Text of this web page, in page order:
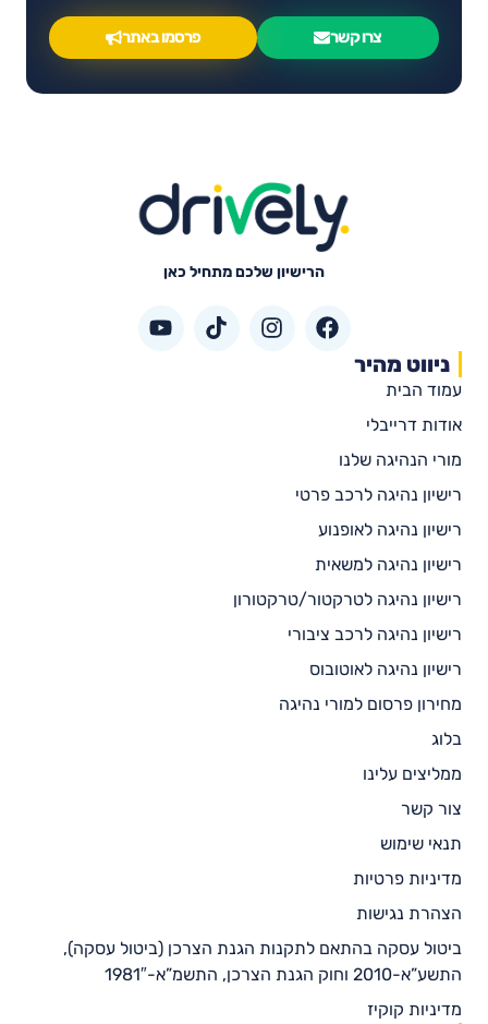
צרו קשר פרסמו באתר
הרישיון שלכם מתחיל כאן
ניווט מהיר
עמוד הבית
אודות דרייבלי
מורי הנהיגה שלנו
רישיון נהיגה לרכב פרטי
רישיון נהיגה לאופנוע
רישיון נהיגה למשאית
רישיון נהיגה לטרקטור/טרקטורון
רישיון נהיגה לרכב ציבורי
רישיון נהיגה לאוטובוס
מחירון פרסום למורי נהיגה
בלוג
ממליצים עלינו
צור קשר
תנאי שימוש
מדיניות פרטיות
הצהרת נגישות
ביטול עסקה בהתאם לתקנות הגנת הצרכן (ביטול עסקה),
התשע”א-2010 וחוק הגנת הצרכן, התשמ”א-1981″
מדיניות קוקיז